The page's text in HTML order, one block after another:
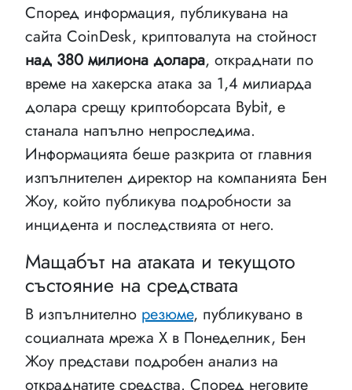
Според информация, публикувана на
сайта CoinDesk, криптовалута на стойност
над 380 милиона долара, откраднати по
време на хакерска атака за 1,4 милиарда
долара срещу криптоборсата Bybit, е
станала напълно непроследима.
Информацията беше разкрита от главния
изпълнителен директор на компанията Бен
Жоу, който публикува подробности за
инцидента и последствията от него.
Мащабът на атаката и текущото
състояние на средствата
В изпълнително резюме, публикувано в
социалната мрежа X в Понеделник, Бен
Жоу представи подробен анализ на
откраднатите средства. Според неговите